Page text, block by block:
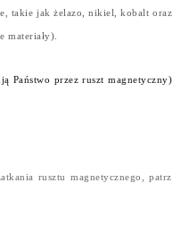
takie jak żelazo, nikiel, kobalt oraz
materiały).
Państwo przez ruszt magnetyczny)
rusztu magnetycznego, patrz